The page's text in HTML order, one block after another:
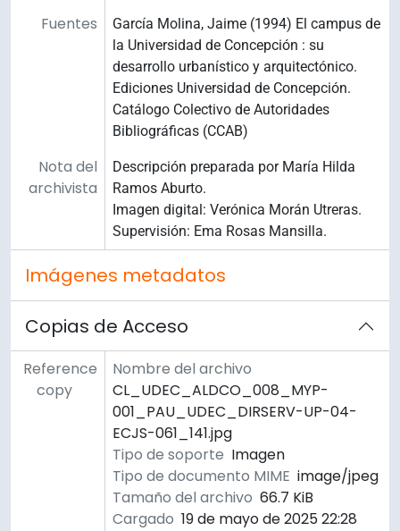
Fuentes
García Molina, Jaime (1994) El campus de
la Universidad de Concepción : su
desarrollo urbanístico y arquitectónico.
Ediciones Universidad de Concepción.
Catálogo Colectivo de Autoridades
Bibliográficas (CCAB)
Nota del
archivista
Descripción preparada por María Hilda
Ramos Aburto.
Imagen digital: Verónica Morán Utreras.
Supervisión: Ema Rosas Mansilla.
Imágenes metadatos
Copias de Acceso
Reference
copy
Nombre del archivo
CL_UDEC_ALDCO_008_MYP-
001_PAU_UDEC_DIRSERV-UP-04-
ECJS-061_141.jpg
Tipo de soporte Imagen
Tipo de documento MIME image/jpeg
Tamaño del archivo 66.7 KiB
Cargado 19 de mayo de 2025 22:28